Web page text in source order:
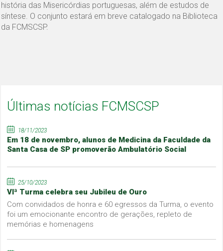
história das Misericórdias portuguesas, além de estudos de
síntese. O conjunto estará em breve catalogado na Biblioteca
da FCMSCSP.
Últimas notícias FCMSCSP
18/11/2023
Em 18 de novembro, alunos de Medicina da Faculdade da
Santa Casa de SP promoverão Ambulatório Social
25/10/2023
VIª Turma celebra seu Jubileu de Ouro
Com convidados de honra e 60 egressos da Turma, o evento
foi um emocionante encontro de gerações, repleto de
memórias e homenagens